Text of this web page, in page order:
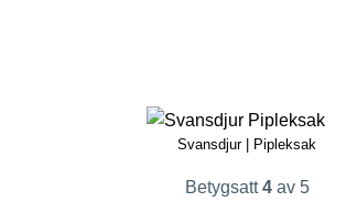
Svansdjur | Pipleksak
Betygsatt4av 5